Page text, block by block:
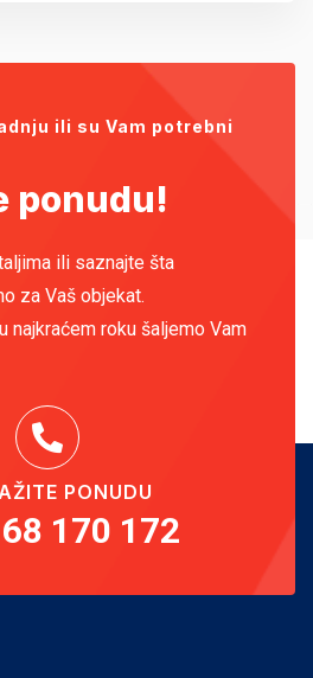
ili su Vam potrebni
ponudu!
ili saznajte šta
za Vaš objekat.
najkraćem roku šaljemo Vam
PONUDU
170 172